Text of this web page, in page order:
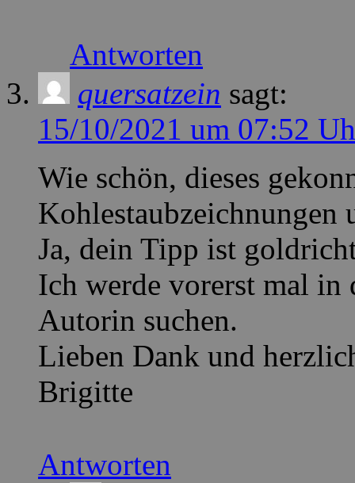
Antworten
quersatzein sagt:
15/10/2021 um 07:52
Wie schön, dieses
Kohlestaubzeichnungen
Ja, dein Tipp ist
Ich werde vorerst mal in
Autorin suchen.
Lieben Dank und
Brigitte
Antworten